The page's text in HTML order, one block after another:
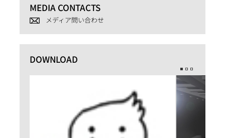
MEDIA CONTACTS
メディア問い合わせ
DOWNLOAD